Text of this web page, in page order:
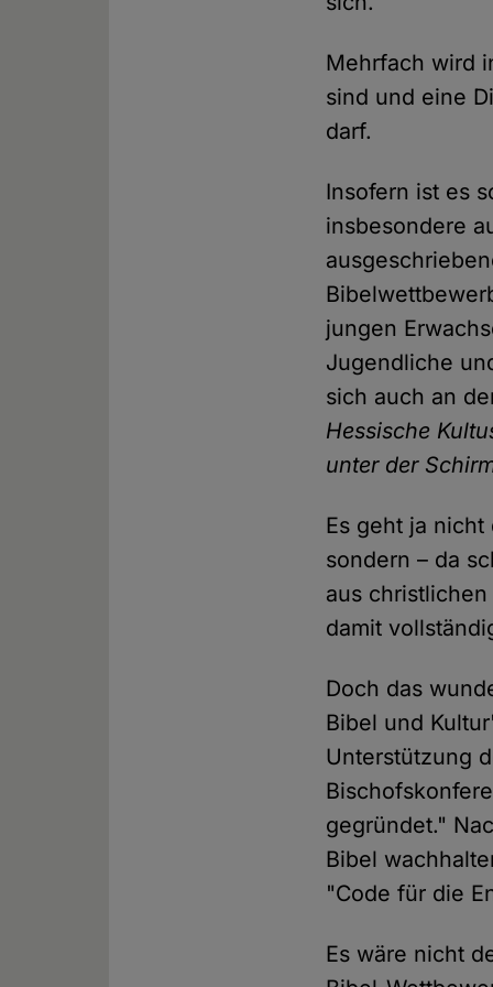
Mehrfach wird
sind und eine
darf.
Insofern ist es
insbesondere
jungen
Jugendliche
sich auch an
Hessische
unter der
Es geht ja
sondern – da
aus
damit
Doch das
Bibel und
Unterstützung
gegründet."
Bibel
"Code für die
Es wäre nicht